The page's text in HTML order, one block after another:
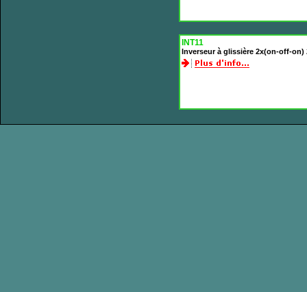
INT11
Inverseur à glissière 2x(on-off-on)